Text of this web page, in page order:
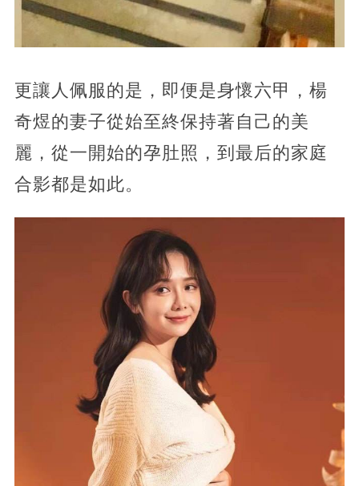
更讓人佩服的是，即便是身懷六甲，楊
奇煜的妻子從始至終保持著自己的美
麗，從一開始的孕肚照，到最后的家庭
合影都是如此。